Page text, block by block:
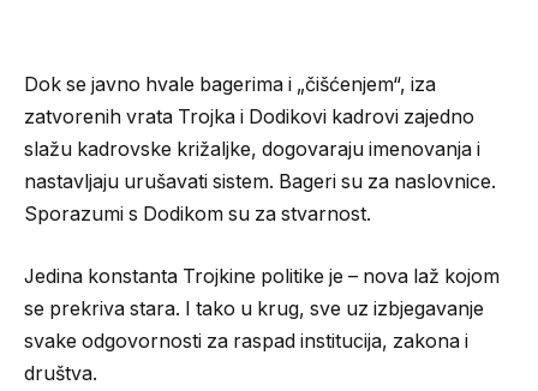
Dok se javno hvale bagerima i „čišćenjem“, iza
zatvorenih vrata Trojka i Dodikovi kadrovi zajedno
slažu kadrovske križaljke, dogovaraju imenovanja i
nastavljaju urušavati sistem. Bageri su za naslovnice.
Sporazumi s Dodikom su za stvarnost.
Jedina konstanta Trojkine politike je – nova laž kojom
se prekriva stara. I tako u krug, sve uz izbjegavanje
svake odgovornosti za raspad institucija, zakona i
društva.